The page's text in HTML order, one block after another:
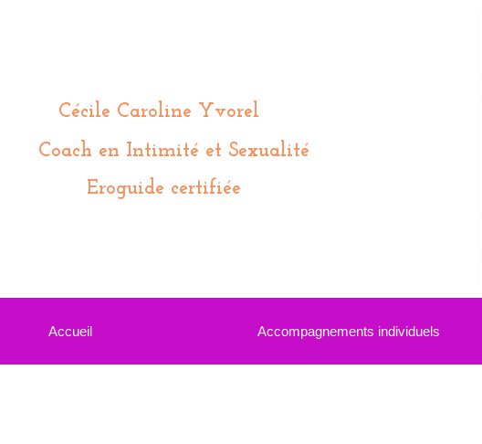
Cécile Caroline Yvorel
Coach en Intimité et Sexualité
Eroguide certifiée
Accueil Accompagnements individuels